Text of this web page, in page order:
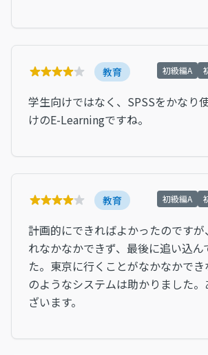
教育 初級編A
学生向けではなく、SPSSをかなり
けのE-Learningですね。
教育 初級編A
計画的にできればよかったのです
れなかなかできず、最後に追い込ん
た。東京に行くことがなかなかでき
のようなシステムは助かりました
ざいます。